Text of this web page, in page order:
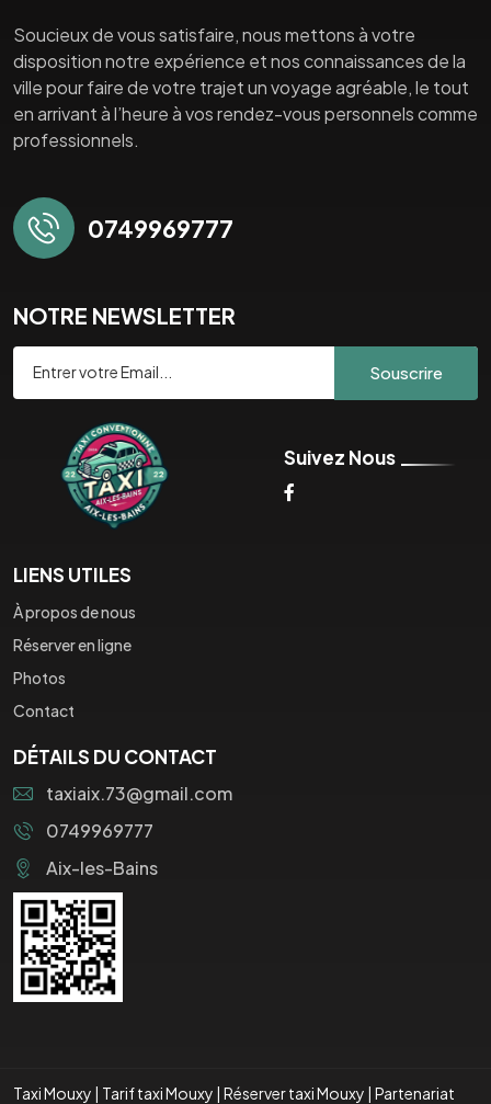
Soucieux de vous satisfaire, nous mettons à votre
disposition notre expérience et nos connaissances de la
ville pour faire de votre trajet un voyage agréable, le tout
en arrivant à l’heure à vos rendez-vous personnels comme
professionnels.
0749969777
NOTRE NEWSLETTER
Souscrire
Suivez Nous
LIENS UTILES
À propos de nous
Réserver en ligne
Photos
Contact
DÉTAILS DU CONTACT
taxiaix.73@gmail.com
0749969777
Aix-les-Bains
Taxi Mouxy | Tarif taxi Mouxy | Réserver taxi Mouxy | Partenariat